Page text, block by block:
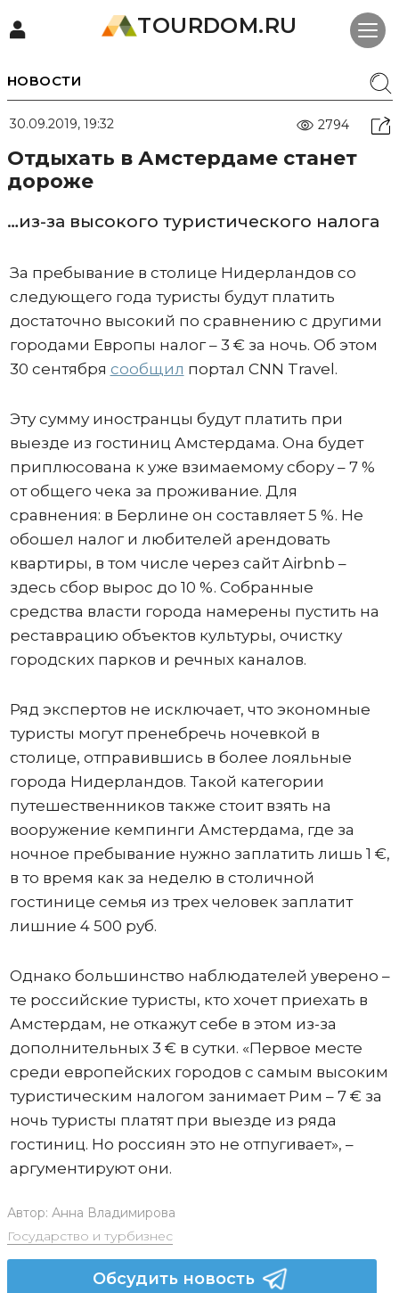
TOURDOM.RU
НОВОСТИ
30.09.2019, 19:32 2794
Отдыхать в Амстердаме станет
дороже
…из-за высокого туристического налога
За пребывание в столице Нидерландов со
следующего года туристы будут платить
достаточно высокий по сравнению с другими
городами Европы налог – 3 € за ночь. Об этом
30 сентября сообщил портал CNN Travel.
Эту сумму иностранцы будут платить при
выезде из гостиниц Амстердама. Она будет
приплюсована к уже взимаемому сбору – 7 %
от общего чека за проживание. Для
сравнения: в Берлине он составляет 5 %. Не
обошел налог и любителей арендовать
квартиры, в том числе через сайт Airbnb –
здесь сбор вырос до 10 %. Собранные
средства власти города намерены пустить на
реставрацию объектов культуры, очистку
городских парков и речных каналов.
Ряд экспертов не исключает, что экономные
туристы могут пренебречь ночевкой в
столице, отправившись в более лояльные
города Нидерландов. Такой категории
путешественников также стоит взять на
вооружение кемпинги Амстердама, где за
ночное пребывание нужно заплатить лишь 1 €,
в то время как за неделю в столичной
гостинице семья из трех человек заплатит
лишние 4 500 руб.
Однако большинство наблюдателей уверено –
те российские туристы, кто хочет приехать в
Амстердам, не откажут себе в этом из-за
дополнительных 3 € в сутки. «Первое месте
среди европейских городов с самым высоким
туристическим налогом занимает Рим – 7 € за
ночь туристы платят при выезде из ряда
гостиниц. Но россиян это не отпугивает», –
аргументируют они.
Автор: Анна Владимирова
Государство и турбизнес
Обсудить новость